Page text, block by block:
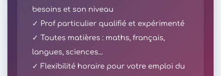
besoins et son niveau
✓ Prof particulier qualifié et expérimenté
✓ Toutes matières : maths, français,
langues, sciences...
✓ Flexibilité horaire pour votre emploi du